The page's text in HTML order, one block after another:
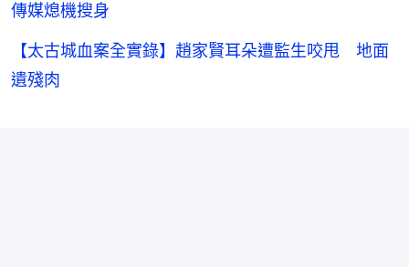
傳媒熄機搜身
【太古城血案全實錄】趙家賢耳朵遭監生咬甩 地面
遺殘肉